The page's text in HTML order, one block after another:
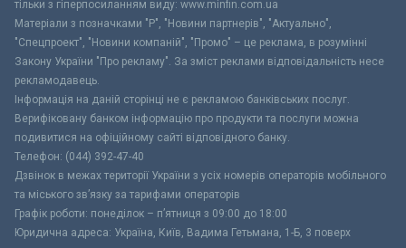
тільки з гіперпосиланням виду: www.minfin.com.ua
Матеріали з позначками "Р", "Новини партнерів", "Актуально",
"Спецпроект", "Новини компаній", "Промо" – це реклама, в розумінні
Закону України "Про рекламу". За зміст реклами відповідальність несе
рекламодавець.
Інформація на даній сторінці не є рекламою банківських послуг.
Верифіковану банком інформацію про продукти та послуги можна
подивитися на офіційному сайті відповідного банку.
Телефон: (044) 392-47-40
Дзвінок в межах території України з усіх номерів операторів мобільного
та міського зв’язку за тарифами операторів
Графік роботи: понеділок – п’ятниця з 09:00 до 18:00
Юридична адреса: Україна, Київ, Вадима Гетьмана, 1-Б, 3 поверх